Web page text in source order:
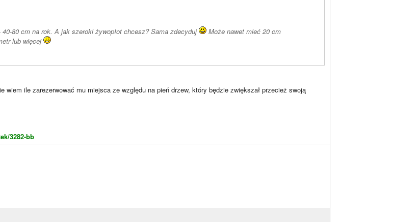
80 cm na rok. A jak szeroki żywopłot chcesz? Sama zdecyduj
Może nawet mieć 20 cm
lub więcej
wiem ile zarezerwować mu miejsca ze względu na pień drzew, który będzie zwiększał przecież swoją
3282-bb